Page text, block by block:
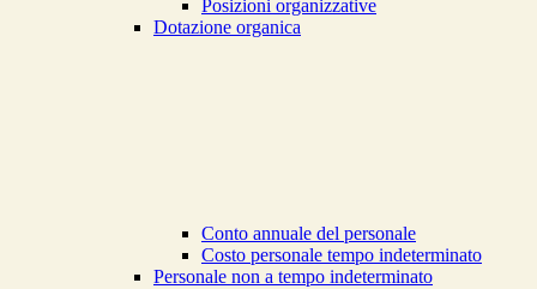
Posizioni organizzative
Dotazione organica
Conto annuale del personale
Costo personale tempo indeterminato
Personale non a tempo indeterminato